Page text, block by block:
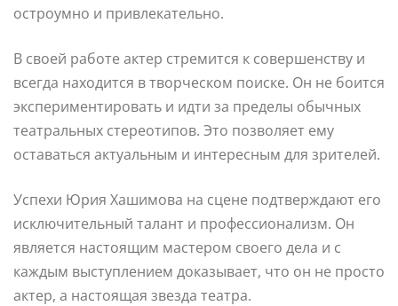
остроумно и привлекательно.
В своей работе актер стремится к совершенству и
всегда находится в творческом поиске. Он не боится
экспериментировать и идти за пределы обычных
театральных стереотипов. Это позволяет ему
оставаться актуальным и интересным для зрителей.
Успехи Юрия Хашимова на сцене подтверждают его
исключительный талант и профессионализм. Он
является настоящим мастером своего дела и с
каждым выступлением доказывает, что он не просто
актер, а настоящая звезда театра.